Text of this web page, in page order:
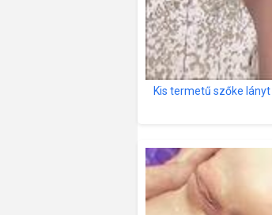
Kis termetű szőke